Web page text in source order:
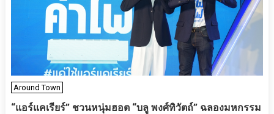
Around Town
“แอร์แคเรียร์” ชวนหนุ่มฮอต “บลู พงศ์ทิวัตถ์” ฉลองมหกรรม